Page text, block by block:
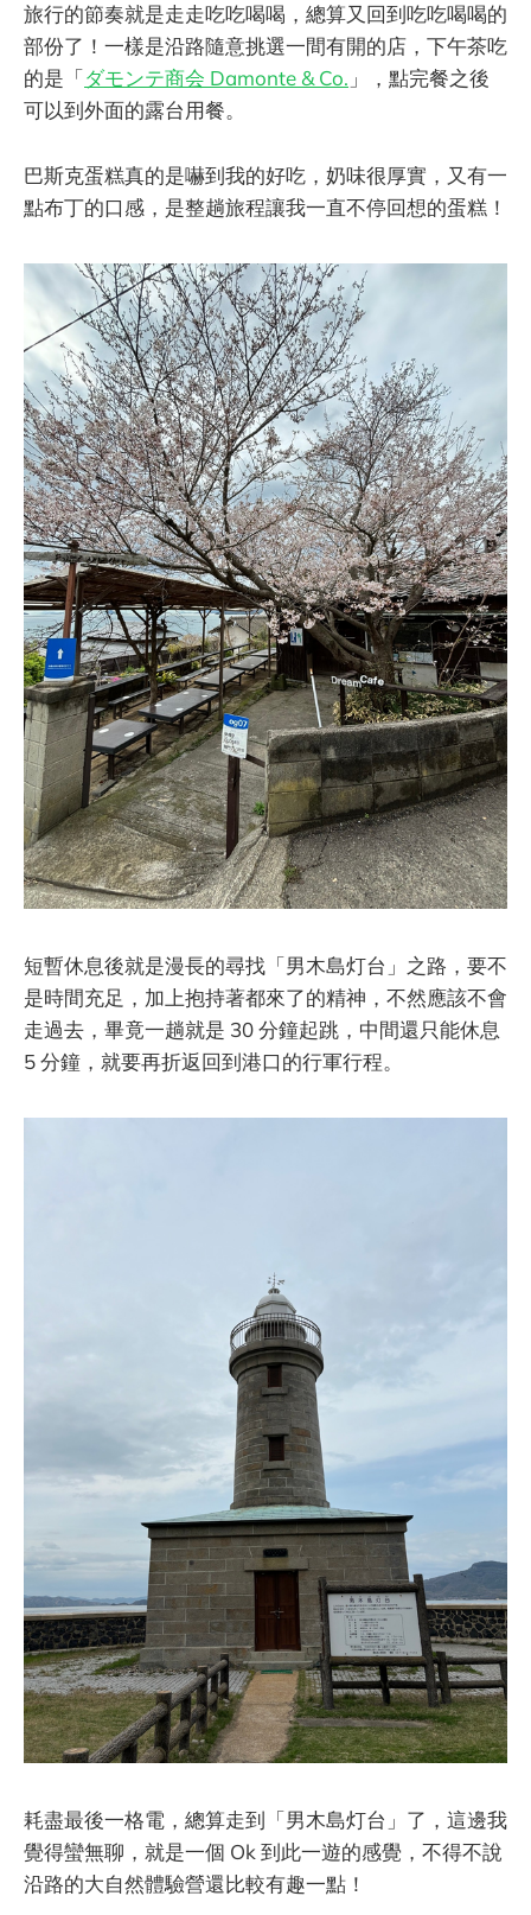
旅行的節奏就是走走吃吃喝喝，總算又回到吃吃喝喝的
部份了！一樣是沿路隨意挑選一間有開的店，下午茶吃
的是「ダモンテ商会 Damonte & Co. 」，點完餐之後
可以到外面的露台用餐。
巴斯克蛋糕真的是嚇到我的好吃，奶味很厚實，又有一
點布丁的口感，是整趟旅程讓我一直不停回想的蛋糕！
短暫休息後就是漫長的尋找「男木島灯台」之路，要不
是時間充足，加上抱持著都來了的精神，不然應該不會
走過去，畢竟一趟就是 30 分鐘起跳，中間還只能休息
5 分鐘，就要再折返回到港口的行軍行程。
耗盡最後一格電，總算走到「男木島灯台」了，這邊我
覺得蠻無聊，就是一個 Ok 到此一遊的感覺，不得不說
沿路的大自然體驗營還比較有趣一點！